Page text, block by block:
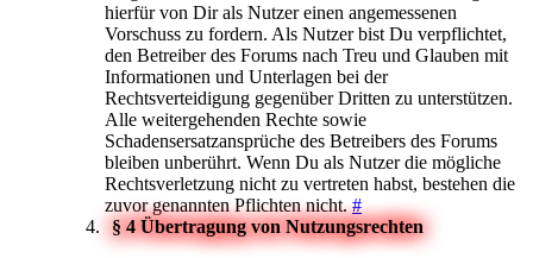
hierfür von Dir als Nutzer einen angemessenen
Vorschuss zu fordern. Als Nutzer bist Du verpflichtet,
den Betreiber des Forums nach Treu und Glauben mit
Informationen und Unterlagen bei der
Rechtsverteidigung gegenüber Dritten zu unterstützen.
Alle weitergehenden Rechte sowie
Schadensersatzansprüche des Betreibers des Forums
bleiben unberührt. Wenn Du als Nutzer die mögliche
Rechtsverletzung nicht zu vertreten habst, bestehen die
zuvor genannten Pflichten nicht.#
§ 4 Übertragung von Nutzungsrechten